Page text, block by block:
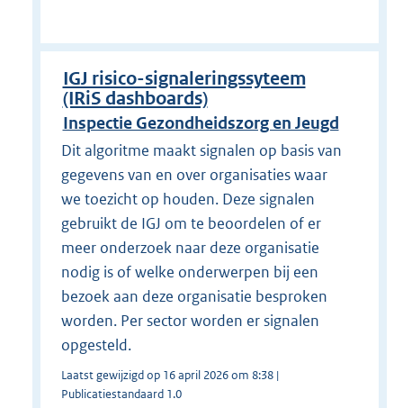
IGJ risico-signaleringssyteem
(IRiS dashboards)
Inspectie Gezondheidszorg en Jeugd
Dit algoritme maakt signalen op basis van
gegevens van en over organisaties waar
we toezicht op houden. Deze signalen
gebruikt de IGJ om te beoordelen of er
meer onderzoek naar deze organisatie
nodig is of welke onderwerpen bij een
bezoek aan deze organisatie besproken
worden. Per sector worden er signalen
opgesteld.
Laatst gewijzigd op 16 april 2026 om 8:38 |
Publicatiestandaard 1.0